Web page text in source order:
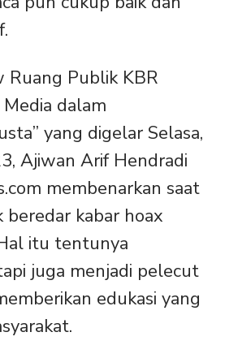
Ruang Publik KBR
dalam
yang digelar Selasa,
Ajiwan Arif Hendradi
membenarkan saat
beredar kabar hoax
itu tentunya
juga menjadi pelecut
edukasi yang